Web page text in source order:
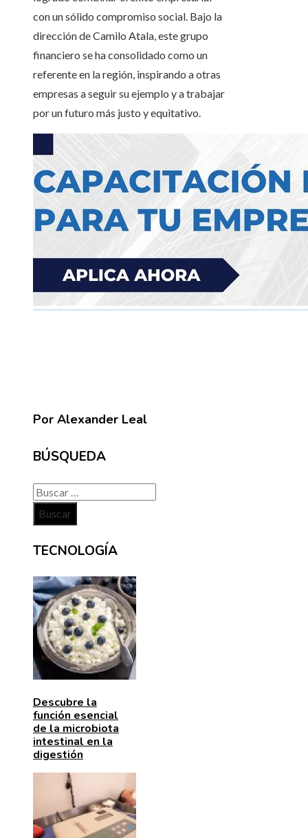
con un sólido compromiso social. Bajo la
dirección de Camilo Atala, este grupo
financiero se ha consolidado como un
referente en la región, inspirando a otras
empresas a seguir su ejemplo y a trabajar
por un futuro más justo y equitativo.
Por Alexander Leal
BÚSQUEDA
Buscar:
TECNOLOGÍA
Descubre la
función esencial
de la microbiota
intestinal en la
digestión